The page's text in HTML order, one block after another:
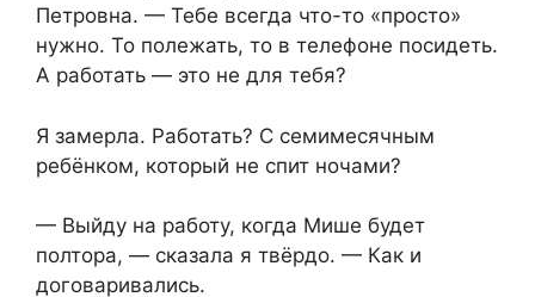
Петровна. — Тебе всегда что-то «просто»
нужно. То полежать, то в телефоне посидеть.
А работать — это не для тебя?
Я замерла. Работать? С семимесячным
ребёнком, который не спит ночами?
— Выйду на работу, когда Мише будет
полтора, — сказала я твёрдо. — Как и
договаривались.